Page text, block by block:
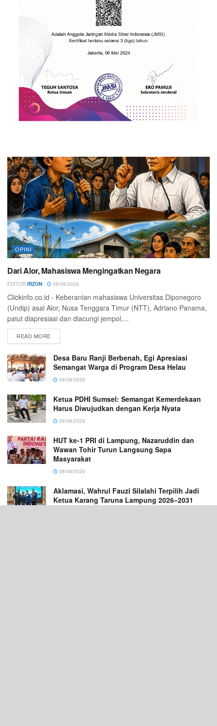
OPINI
Dari Alor, Mahasiswa Mengingatkan Negara
EDITOR IRZON 09/08/2026
Clickinfo.co.id - Keberanian mahasiswa Universitas Diponegoro
(Undip) asal Alor, Nusa Tenggara Timur (NTT), Adriano Panama,
patut diapresiasi dan diacungi jempol....
READ MORE
Desa Baru Ranji Berbenah, Egi Apresiasi
Semangat Warga di Program Desa Helau
08/08/2026
Ketua PDHI Sumsel: Semangat Kemerdekaan
Harus Diwujudkan dengan Kerja Nyata
08/08/2026
HUT ke-1 PRI di Lampung, Nazaruddin dan
Wawan Tohir Turun Langsung Sapa
Masyarakat
08/08/2026
Aklamasi, Wahrul Fauzi Silalahi Terpilih Jadi
Ketua Karang Taruna Lampung 2026–2031